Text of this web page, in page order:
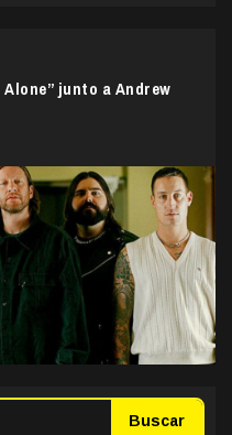
junto a Andrew
Buscar